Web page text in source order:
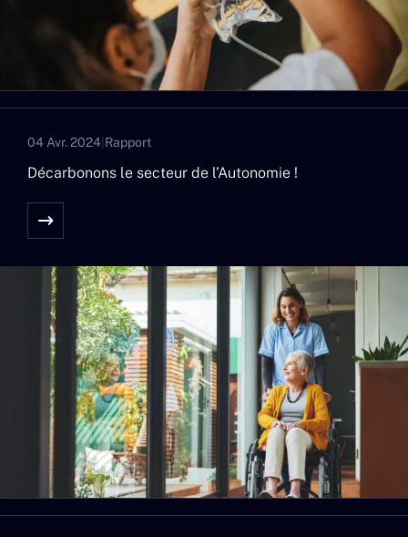
04 Avr. 2024 Rapport
Décarbonons le secteur de l’Autonomie !